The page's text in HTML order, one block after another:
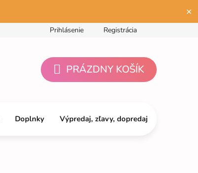
×
Prihlásenie Registrácia
NÁKUPNÝ
PRÁZDNY KOŠÍK
Doplnky Výpredaj, zľavy, dopredaj